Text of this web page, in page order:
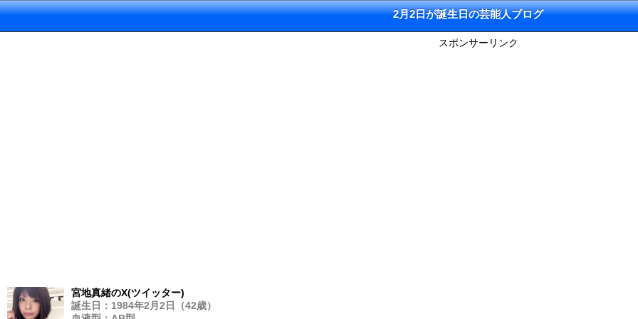
2月2日が誕生日の芸能人ブログ
スポンサーリンク
宮地真緒のX(ツイッター)
誕生日：1984年2月2日（42歳）